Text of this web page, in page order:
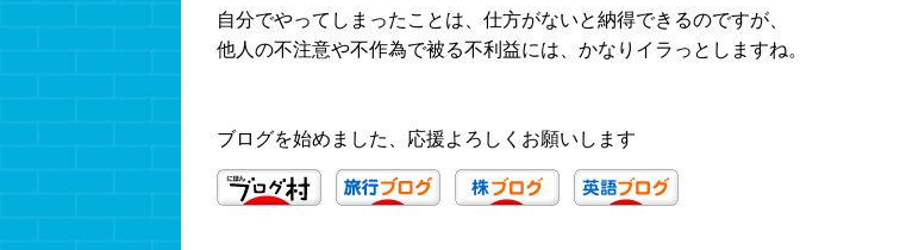
自分でやってしまったことは、仕方がないと納得できるのですが、
他人の不注意や不作為で被る不利益には、かなりイラっとしますね。
ブログを始めました、応援よろしくお願いします